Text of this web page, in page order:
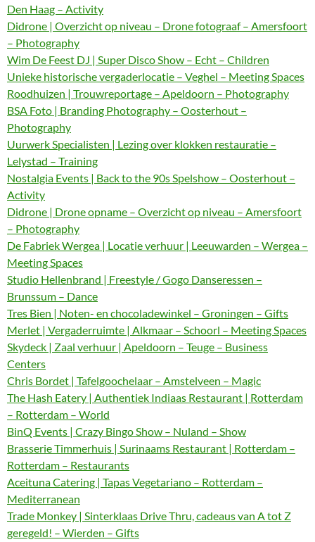
Den Haag – Activity
Didrone | Overzicht op niveau – Drone fotograaf – Amersfoort
– Photography
Wim De Feest DJ | Super Disco Show – Echt – Children
Unieke historische vergaderlocatie – Veghel – Meeting Spaces
Roodhuizen | Trouwreportage – Apeldoorn – Photography
BSA Foto | Branding Photography – Oosterhout –
Photography
Uurwerk Specialisten | Lezing over klokken restauratie –
Lelystad – Training
Nostalgia Events | Back to the 90s Spelshow – Oosterhout –
Activity
Didrone | Drone opname – Overzicht op niveau – Amersfoort
– Photography
De Fabriek Wergea | Locatie verhuur | Leeuwarden – Wergea –
Meeting Spaces
Studio Hellenbrand | Freestyle / Gogo Danseressen –
Brunssum – Dance
Tres Bien | Noten- en chocoladewinkel – Groningen – Gifts
Merlet | Vergaderruimte | Alkmaar – Schoorl – Meeting Spaces
Skydeck | Zaal verhuur | Apeldoorn – Teuge – Business
Centers
Chris Bordet | Tafelgoochelaar – Amstelveen – Magic
The Hash Eatery | Authentiek Indiaas Restaurant | Rotterdam
– Rotterdam – World
BinQ Events | Crazy Bingo Show – Nuland – Show
Brasserie Timmerhuis | Surinaams Restaurant | Rotterdam –
Rotterdam – Restaurants
Aceituna Catering | Tapas Vegetariano – Rotterdam –
Mediterranean
Trade Monkey | Sinterklaas Drive Thru, cadeaus van A tot Z
geregeld! – Wierden – Gifts